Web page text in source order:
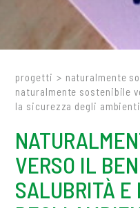
progetti > naturalmente
naturalmente sostenibile
la sicurezza degli
VERSO IL
SALUBRITÀ E